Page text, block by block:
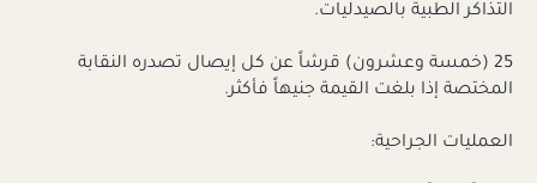
التذاكر الطبية بالصيدليات.
25 (خمسة وعشرون) قرشاً عن كل إيصال تصدره النقابة
المختصة إذا بلغت القيمة جنيهاً فأكثر.
العمليات الجراحية: